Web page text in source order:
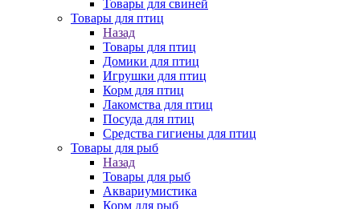
Товары для свиней
Товары для птиц
Назад
Товары для птиц
Домики для птиц
Игрушки для птиц
Корм для птиц
Лакомства для птиц
Посуда для птиц
Средства гигиены для птиц
Товары для рыб
Назад
Товары для рыб
Аквариумистика
Корм для рыб